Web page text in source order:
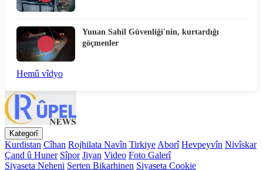
Yunan Sahil Güvenliği'nin, kurtardığı
göçmenler
Hemû vîdyo
Kategorî
Kurdistan Cîhan Rojhilata Navîn Tirkiye Aborî Hevpeyvîn Nivîskar
Çand û Huner Sîpor Jiyan Video Foto Galerî
Siyaseta Neheni Serten Bikarhinen Siyaseta Cookie